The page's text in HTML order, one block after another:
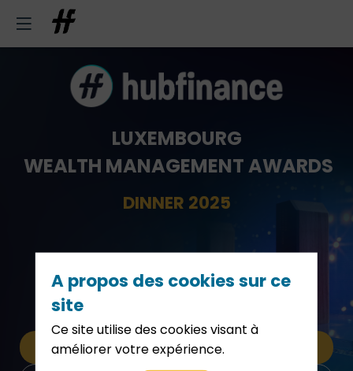
LUXEMBOURG
WEALTH MANAGEMENTAWARDS
DINNER 2025
18 MARS 2025 - ECCL
Luxembourg
Pré-inscription
A propos des cookies sur ce
site
Ce site utilise des cookies visant à
améliorer votre expérience.